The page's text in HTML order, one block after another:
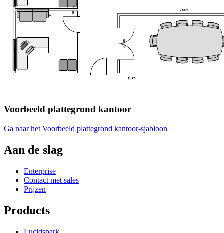
Voorbeeld plattegrond kantoor
Ga naar het Voorbeeld plattegrond kantoor-sjabloon
Aan de slag
Enterprise
Contact met sales
Prijzen
Products